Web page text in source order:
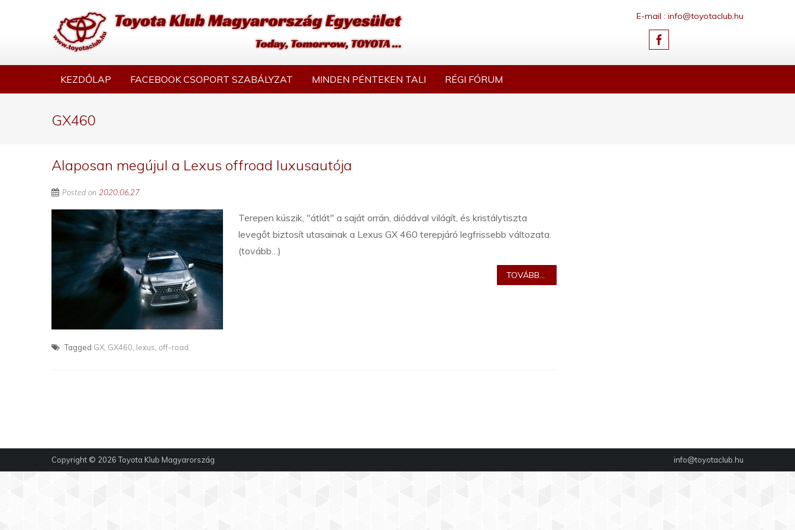
E-mail : info@toyotaclub.hu
KEZDŐLAP FACEBOOK CSOPORT SZABÁLYZAT MINDEN PÉNTEKEN TALI RÉGI FÓRUM
GX460
Alaposan megújul a Lexus offroad luxusautója
Posted on 2020.06.27
Terepen kúszik, "átlát" a saját orrán, diódával világít, és kristálytiszta
levegőt biztosít utasainak a Lexus GX 460 terepjáró legfrissebb változata.
(tovább…)
TOVÁBB...
Tagged GX, GX460, lexus, off-road
info@toyotaclub.hu
Copyright © 2026Toyota Klub Magyarország